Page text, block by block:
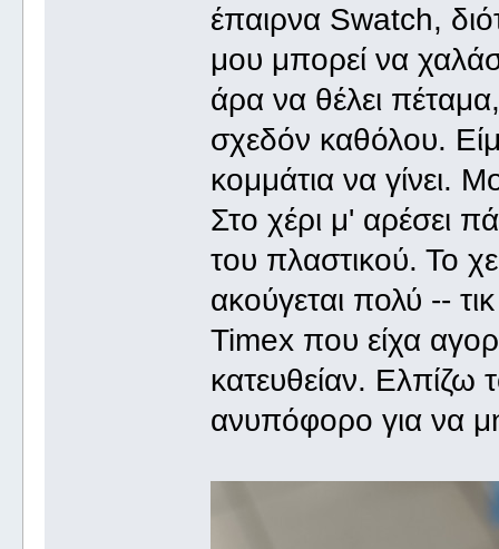
έπαιρνα Swatch,
μου μπορεί να
άρα να θέλει
σχεδόν καθόλου.
κομμάτια να γίνει.
Στο χέρι μ' αρέσει
του πλαστικού. Το
ακούγεται πολύ --
Timex που είχα
κατευθείαν. Ελπίζω
ανυπόφορο για να